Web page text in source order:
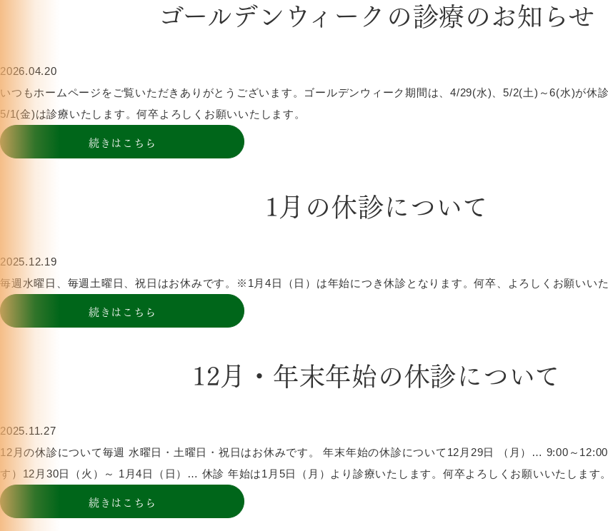
ゴールデンウィークの診療のお知らせ
2026.04.20
いつもホームページをご覧いただきありがとうございます。ゴールデンウィーク期間は、4/29(水)、5/2(土)～6(水)が休
5/1(金)は診療いたします。何卒よろしくお願いいたします。
続きはこちら
1月の休診について
2025.12.19
毎週水曜日、毎週土曜日、祝日はお休みです。※1月4日（日）は年始につき休診となります。何卒、よろしくお願いいた
続きはこちら
12月・年末年始の休診について
2025.11.27
12月の休診について毎週 水曜日・土曜日・祝日はお休みです。 年末年始の休診について12月29日 （月）… 9:00～
す）12月30日（火）～ 1月4日（日）… 休診 年始は1月5日（月）より診療いたします。何卒よろしくお願いいたします。
続きはこちら